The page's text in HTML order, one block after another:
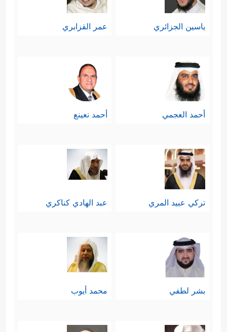
ياسين الجزائري عمر القزابري
أحمد العجمي أحمد نعينع
تركي عبيد المري عبد الهادي كناكري
بشر لطفي محمد أيوب